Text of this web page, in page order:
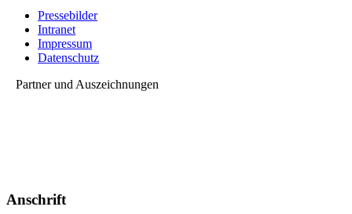
Pressebilder
Intranet
Impressum
Datenschutz
Partner und Auszeichnungen
Anschrift